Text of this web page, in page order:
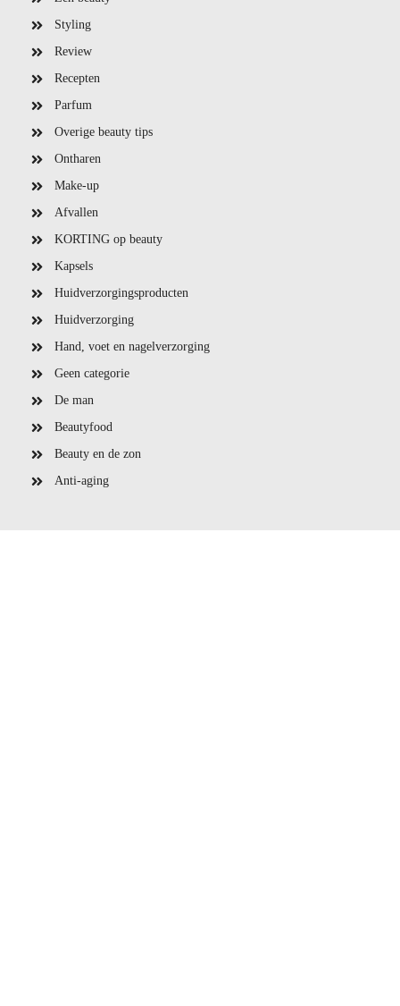
Styling
Review
Recepten
Parfum
Overige beauty tips
Ontharen
Make-up
Afvallen
KORTING op beauty
Kapsels
Huidverzorgingsproducten
Huidverzorging
Hand, voet en nagelverzorging
Geen categorie
De man
Beautyfood
Beauty en de zon
Anti-aging